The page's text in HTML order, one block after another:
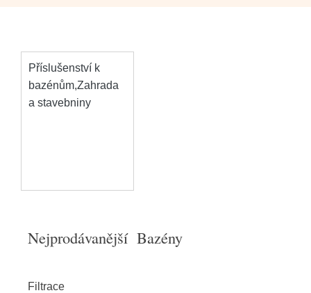
Příslušenství k
bazénům,Zahrada
a stavebniny
Nejprodávanější Bazény
Filtrace